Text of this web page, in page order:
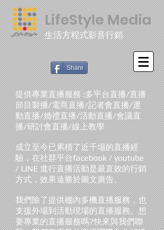
LifeStyle Media
生活方程式影音行銷
Share
提供專業直播服務 :多平台直播/直播
節目製播/電商直播/記者會直播/運
動直播/婚禮直播/活動直播/會議直
播/研討會直播/線上教學
成立至今已累積了近千場的直播經
驗，在社群平台facebook / youtube
/ LINE 進行直播活動是最直效的行銷
方式，效果遠勝於圖文廣告。
我們除了提供棚內多機直播服務，也
支援外場到活動現場的直播服務。想
要專業的直播服務嗎?快來與我們聯